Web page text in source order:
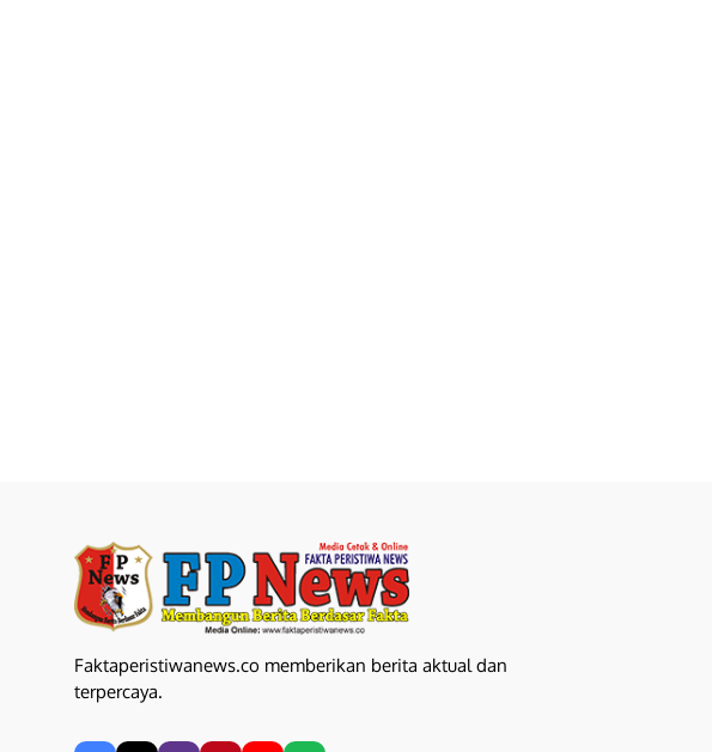
Faktaperistiwanews.co memberikan berita aktual dan
terpercaya.